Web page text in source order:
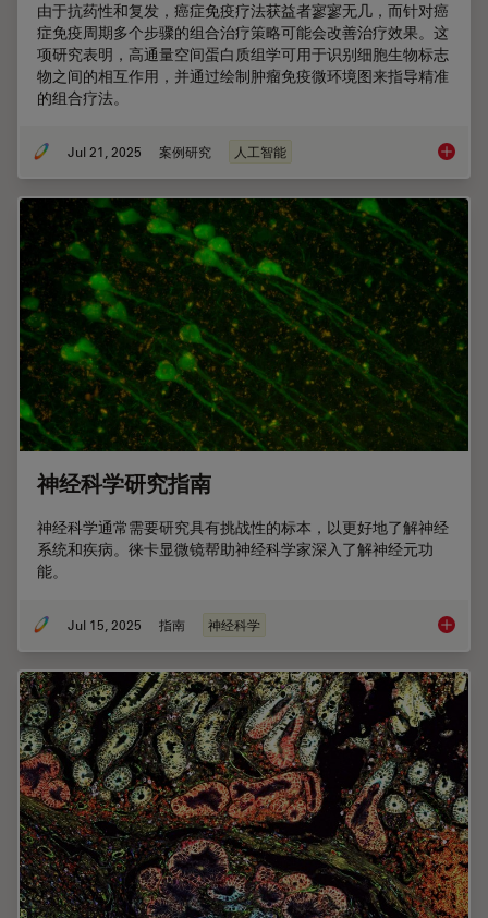
由于抗药性和复发，癌症免疫疗法获益者寥寥无几，而针对癌
症免疫周期多个步骤的组合治疗策略可能会改善治疗效果。这
项研究表明，高通量空间蛋白质组学可用于识别细胞生物标志
物之间的相互作用，并通过绘制肿瘤免疫微环境图来指导精准
的组合疗法。
Jul 21, 2025 案例研究 人工智能 多重成
神经科学研究指南
神经科学通常需要研究具有挑战性的标本，以更好地了解神经
系统和疾病。徕卡显微镜帮助神经科学家深入了解神经元功
能。
Jul 15, 2025 指南 神经科学 神经科